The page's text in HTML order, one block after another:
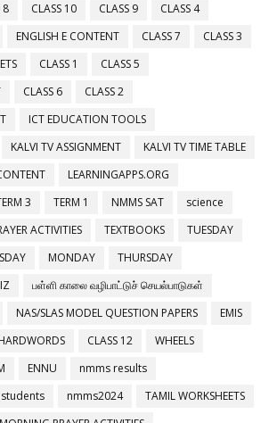
8 CLASS 10 CLASS 9
CLASS 4
ENGLISH E CONTENT CLASS 7
CLASS 3
CLASS 1
CLASS 5
CLASS 6
CLASS 2
ICT EDUCATION TOOLS
KALVI TV ASSIGNMENT
KALVI TV TIME TABLE
LEARNINGAPPS.ORG
3 TERM 1 NMMS SAT
science
ACTIVITIES
TEXTBOOKS
TUESDAY
MONDAY
THURSDAY
பள்ளி காலை வழிபாட்டுச் செயல்பாடுகள்
NAS/SLAS MODEL QUESTION PAPERS
EMIS
CLASS 12
WHEELS
ENNU
nmms results
nmms2024
TAMIL WORKSHEETS